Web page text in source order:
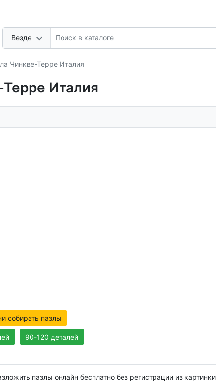
Везде
Чинкве-Терре Италия
Италия
собирать пазлы
90-120 деталей
пазлы онлайн бесплатно без регистрации из картинки